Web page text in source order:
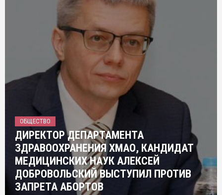
ОБЩЕСТВО
ДИРЕКТОР ДЕПАРТАМЕНТА
ЗДРАВООХРАНЕНИЯ ХМАО, КАНДИДАТ
МЕДИЦИНСКИХ НАУК АЛЕКСЕЙ
ДОБРОВОЛЬСКИЙ ВЫСТУПИЛ ПРОТИВ
ЗАПРЕТА АБОРТОВ